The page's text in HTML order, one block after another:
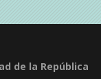
de la República